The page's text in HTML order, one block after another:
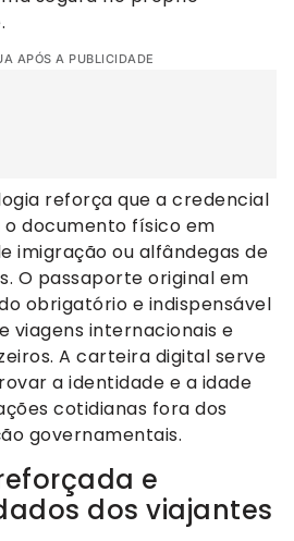
APÓS A PUBLICIDADE
reforça que a credencial
documento físico em
imigração ou alfândegas de
O passaporte original em
obrigatório e indispensável
viagens internacionais e
A carteira digital serve
a identidade e a idade
cotidianas fora dos
governamentais.
e
dos viajantes